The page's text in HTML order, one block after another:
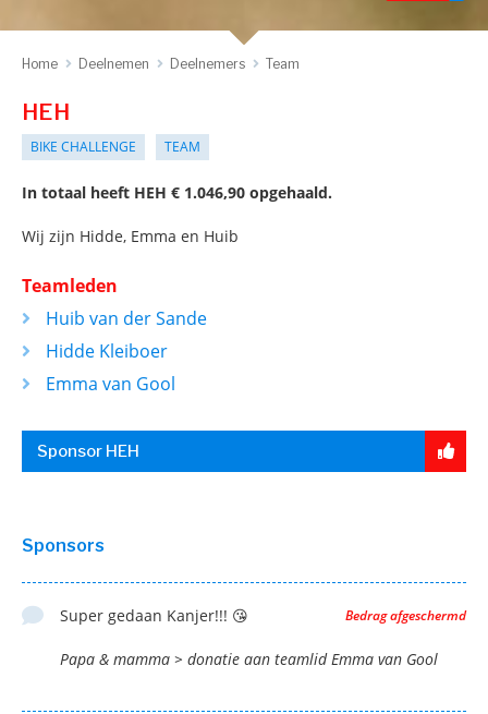
Home Deelnemen Deelnemers Team
HEH
BIKE CHALLENGE TEAM
In totaal heeft HEH € 1.046,90 opgehaald.
Wij zijn Hidde, Emma en Huib
Teamleden
Huib van der Sande
Hidde Kleiboer
Emma van Gool
Sponsor HEH
Sponsors
Bedrag afgeschermd
Super gedaan Kanjer!!! 😘
Papa & mamma > donatie aan teamlid Emma van Gool